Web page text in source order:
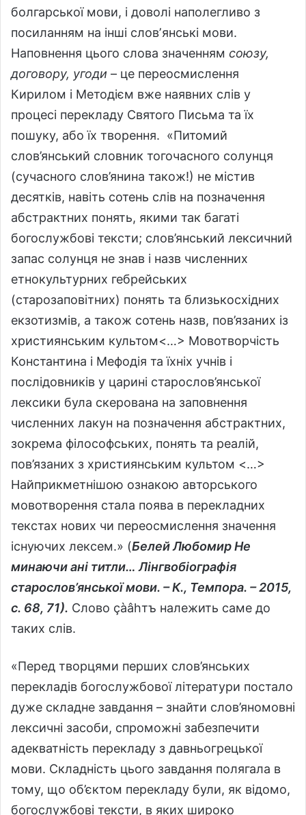
болгарської мови, і доволі наполегливо з
посиланням на інші словʼянські мови.
Наповнення цього слова значенням союзу,
договору, угоди – це переосмислення
Кирилом і Методієм вже наявних слів у
процесі перекладу Святого Письма та їх
пошуку, або їх творення. «Питомий
слов’янський словник тогочасного солунця
(сучасного слов’янина також!) не містив
десятків, навіть сотень слів на позначення
абстрактних понять, якими так багаті
богослужбові тексти; слов’янський лексичний
запас солунця не знав і назв численних
етнокультурних гебрейських
(старозаповітних) понять та близькосхідних
екзотизмів, а також сотень назв, пов’язаних із
християнським культом<…> Мовотворчість
Константина і Мефодія та їхніх учнів і
послідовників у царині старослов’янської
лексики була скерована на заповнення
численних лакун на позначення абстрактних,
зокрема філософських, понять та реалій,
пов’язаних з християнським культом <…>
Найприкметнішою ознакою авторського
мовотворення стала поява в перекладних
текстах нових чи переосмислення значення
існуючих лексем.» (Белей Любомир Не
минаючи ані титли… Лінгвобіографія
старослов’янської мови. – К., Темпора. – 2015,
с. 68, 71). Слово çàâhтъ належить саме до
таких слів.
«Перед творцями перших слов’янських
перекладів богослужбової літератури постало
дуже складне завдання – знайти слов’яномовні
лексичні засоби, спроможні забезпечити
адекватність перекладу з давньогрецької
мови. Складність цього завдання полягала в
тому, що об’єктом перекладу були, як відомо,
богослужбові тексти, в яких широко